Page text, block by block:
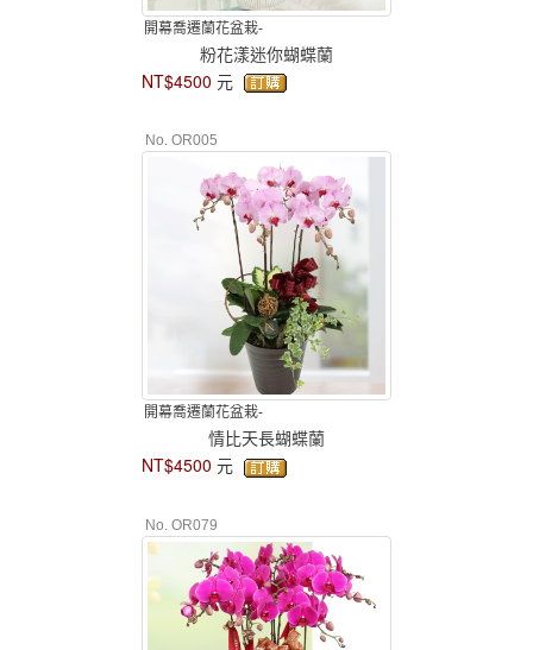
開幕喬遷蘭花盆栽-
粉花漾迷你蝴蝶蘭
NT$4500 元
No. OR005
開幕喬遷蘭花盆栽-
情比天長蝴蝶蘭
NT$4500 元
No. OR079